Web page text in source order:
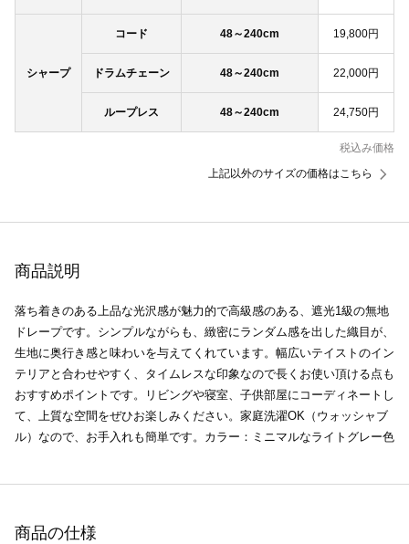
シャープ
コード 48～240cm 19,800円
ドラムチェーン 48～240cm 22,000円
ループレス 48～240cm 24,750円
税込み価格
上記以外のサイズの価格はこちら
商品説明
落ち着きのある上品な光沢感が魅力的で高級感のある、遮光1級の無地
ドレープです。シンプルながらも、緻密にランダム感を出した織目が、
生地に奥行き感と味わいを与えてくれています。幅広いテイストのイン
テリアと合わせやすく、タイムレスな印象なので長くお使い頂ける点も
おすすめポイントです。リビングや寝室、子供部屋にコーディネートし
て、上質な空間をぜひお楽しみください。家庭洗濯OK（ウォッシャブ
ル）なので、お手入れも簡単です。カラー：ミニマルなライトグレー色
商品の仕様